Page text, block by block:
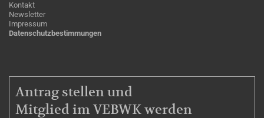
Kontakt
Newsletter
Impressum
Datenschutzbestimmungen
MITGLIEDSCHAFT
Antrag stellen und
Mitglied im VEBWK werden